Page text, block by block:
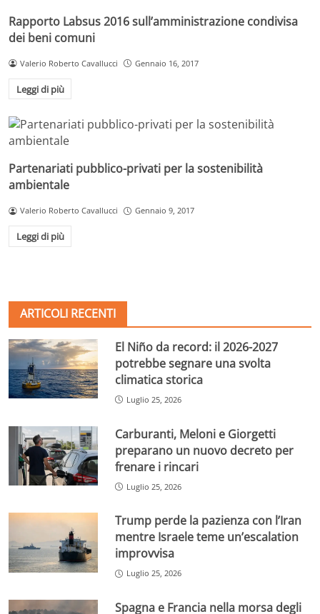
Rapporto Labsus 2016 sull’amministrazione condivisa
dei beni comuni
Valerio Roberto Cavallucci Gennaio 16, 2017
Leggi di più
Partenariati pubblico-privati per la sostenibilità
ambientale
Valerio Roberto Cavallucci Gennaio 9, 2017
Leggi di più
ARTICOLI RECENTI
El Niño da record: il 2026-2027
potrebbe segnare una svolta
climatica storica
Luglio 25, 2026
Carburanti, Meloni e Giorgetti
preparano un nuovo decreto per
frenare i rincari
Luglio 25, 2026
Trump perde la pazienza con l’Iran
mentre Israele teme un’escalation
improvvisa
Luglio 25, 2026
Spagna e Francia nella morsa degli